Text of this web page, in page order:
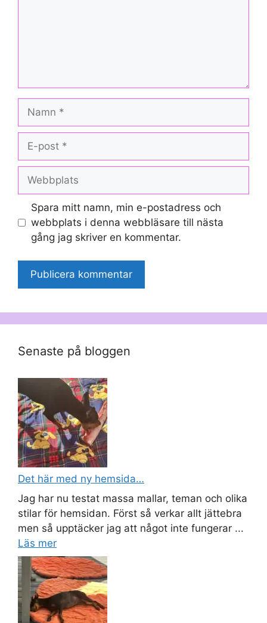
Namn
Webbplats
Spara mitt namn, min e-postadress och
webbplats i denna webbläsare till nästa
gång jag skriver en kommentar.
Senaste på bloggen
Det här med ny hemsida…
Jag har nu testat massa mallar, teman och olika
stilar för hemsidan. Först så verkar allt jättebra
men så upptäcker jag att något inte fungerar ...
Läs mer